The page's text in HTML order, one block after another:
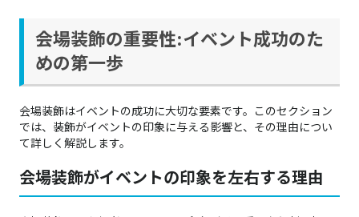
会場装飾の重要性:イベント成功のた
めの第一歩
会場装飾はイベントの成功に大切な要素です。このセクション
では、装飾がイベントの印象に与える影響と、その理由につい
て詳しく解説します。
会場装飾がイベントの印象を左右する理由